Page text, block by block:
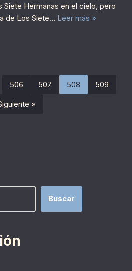
Hermanas en el cielo, pero
de Los Siete… Leer más »
506 507 508 509
»
Buscar